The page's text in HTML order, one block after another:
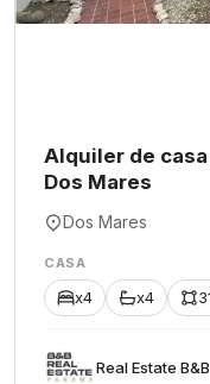
Alquiler de
Dos Mares
Dos Mares
CASA
x4 x4
Rеаl Еstаtе В&В